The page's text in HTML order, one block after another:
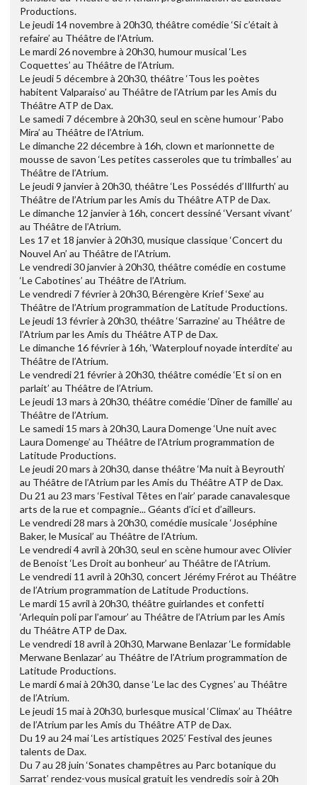
Productions.
Le jeudi 14 novembre à 20h30, théâtre comédie ‘Si c’était à
refaire’ au Théâtre de l’Atrium.
Le mardi 26 novembre à 20h30, humour musical ‘Les
Coquettes’ au Théâtre de l’Atrium.
Le jeudi 5 décembre à 20h30, théâtre ‘Tous les poètes
habitent Valparaiso’ au Théâtre de l’Atrium par les Amis du
Théâtre ATP de Dax.
Le samedi 7 décembre à 20h30, seul en scène humour ‘Pabo
Mira’ au Théâtre de l’Atrium.
Le dimanche 22 décembre à 16h, clown et marionnette de
mousse de savon ‘Les petites casseroles que tu trimballes’ au
Théâtre de l’Atrium.
Le jeudi 9 janvier à 20h30, théâtre ‘Les Possédés d’Illfurth’ au
Théâtre de l’Atrium par les Amis du Théâtre ATP de Dax.
Le dimanche 12 janvier à 16h, concert dessiné ‘Versant vivant’
au Théâtre de l’Atrium.
Les 17 et 18 janvier à 20h30, musique classique ‘Concert du
Nouvel An’ au Théâtre de l’Atrium.
Le vendredi 30 janvier à 20h30, théâtre comédie en costume
‘Le Cabotines’ au Théâtre de l’Atrium.
Le vendredi 7 février à 20h30, Bérengère Krief ‘Sexe’ au
Théâtre de l’Atrium programmation de Latitude Productions.
Le jeudi 13 février à 20h30, théâtre ‘Sarrazine’ au Théâtre de
l’Atrium par les Amis du Théâtre ATP de Dax.
Le dimanche 16 février à 16h, ‘Waterplouf noyade interdite’ au
Théâtre de l’Atrium.
Le vendredi 21 février à 20h30, théâtre comédie ‘Et si on en
parlait’ au Théâtre de l’Atrium.
Le jeudi 13 mars à 20h30, théâtre comédie ‘Dîner de famille’ au
Théâtre de l’Atrium.
Le samedi 15 mars à 20h30, Laura Domenge ‘Une nuit avec
Laura Domenge’ au Théâtre de l’Atrium programmation de
Latitude Productions.
Le jeudi 20 mars à 20h30, danse théâtre ‘Ma nuit à Beyrouth’
au Théâtre de l’Atrium par les Amis du Théâtre ATP de Dax.
Du 21 au 23 mars ‘Festival Têtes en l’air’ parade canavalesque
arts de la rue et compagnie... Géants d’ici et d’ailleurs.
Le vendredi 28 mars à 20h30, comédie musicale ‘Joséphine
Baker, le Musical’ au Théâtre de l’Atrium.
Le vendredi 4 avril à 20h30, seul en scène humour avec Olivier
de Benoist ‘Les Droit au bonheur’ au Théâtre de l’Atrium.
Le vendredi 11 avril à 20h30, concert Jérémy Frérot au Théâtre
de l’Atrium programmation de Latitude Productions.
Le mardi 15 avril à 20h30, théâtre guirlandes et confetti
‘Arlequin poli par l’amour’ au Théâtre de l’Atrium par les Amis
du Théâtre ATP de Dax.
Le vendredi 18 avril à 20h30, Marwane Benlazar ‘Le formidable
Merwane Benlazar’ au Théâtre de l’Atrium programmation de
Latitude Productions.
Le mardi 6 mai à 20h30, danse ‘Le lac des Cygnes’ au Théâtre
de l’Atrium.
Le jeudi 15 mai à 20h30, burlesque musical ‘Climax’ au Théâtre
de l’Atrium par les Amis du Théâtre ATP de Dax.
Du 19 au 24 mai ‘Les artistiques 2025’ Festival des jeunes
talents de Dax.
Du 7 au 28 juin ‘Sonates champêtres au Parc botanique du
Sarrat’ rendez-vous musical gratuit les vendredis soir à 20h